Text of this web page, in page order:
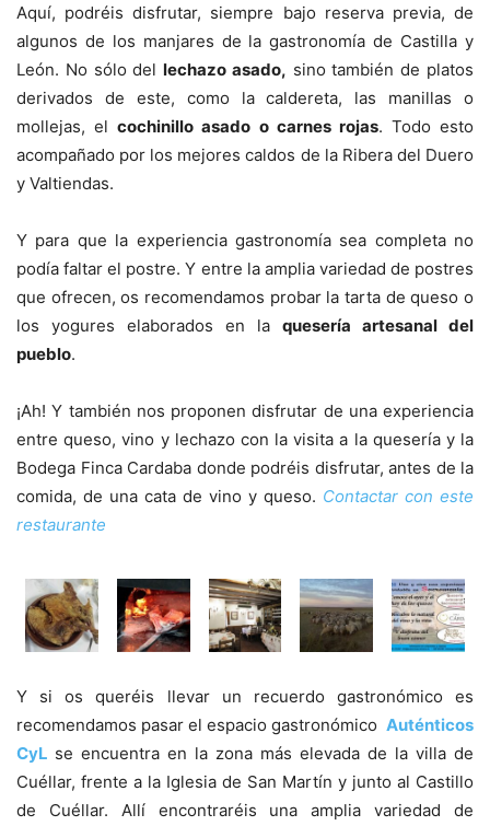
Aquí, podréis disfrutar, siempre bajo reserva previa, de
algunos de los manjares de la gastronomía de Castilla y
León. No sólo dellechazo asado, sino también de platos
derivados de este, como la caldereta, las manillas o
mollejas, elcochinillo asado o carnes rojas. Todo esto
acompañado por los mejores caldos de la Ribera del Duero
y Valtiendas.
Y para que la experiencia gastronomía sea completa no
podía faltar el postre. Y entre la amplia variedad de postres
que ofrecen, os recomendamos probar la tarta de queso o
los yogures elaborados en la quesería artesanal del
pueblo.
¡Ah! Y también nos proponen disfrutar de una experiencia
entre queso, vino y lechazo con la visita a la quesería y la
Bodega Finca Cardaba donde podréis disfrutar, antes de la
comida, de una cata de vino y queso. Contactar con este
restaurante
Y si os queréis llevar un recuerdo gastronómico es
recomendamos pasar el espacio gastronómico Auténticos
CyL se encuentra en la zona más elevada de la villa de
Cuéllar, frente a la Iglesia de San Martín y junto al Castillo
de Cuéllar. Allí encontraréis una amplia variedad de